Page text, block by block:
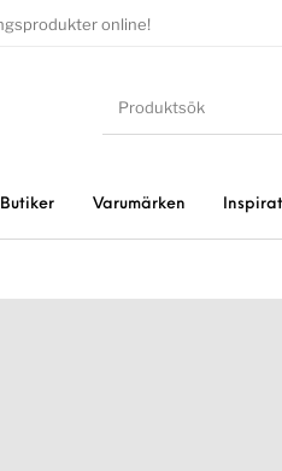
online!
Butiker Varumärken